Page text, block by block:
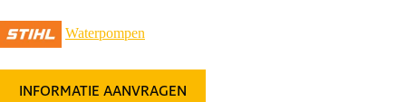
Waterpompen
INFORMATIE AANVRAGEN